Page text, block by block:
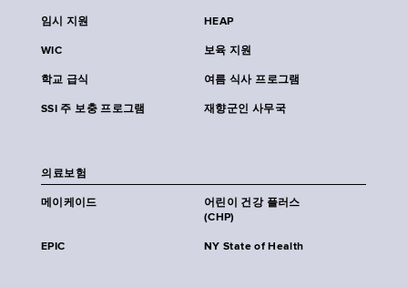
임시 지원 HEAP
WIC 보육 지원
학교 급식 여름 식사 프로그램
SSI 주 보충 프로그램 재향군인 사무국
의료보험
메이케이드
어린이 건강 플러스
(CHP)
EPIC NY State of Health